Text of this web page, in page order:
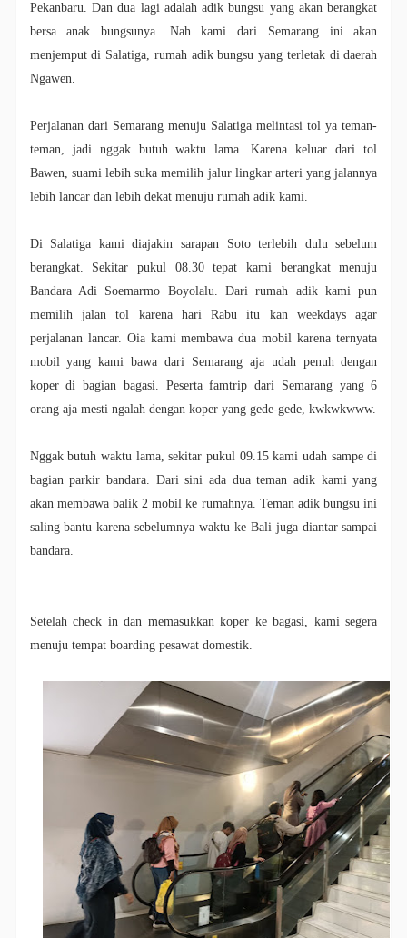
Pekanbaru. Dan dua lagi adalah adik bungsu yang akan berangkat
bersa anak bungsunya. Nah kami dari Semarang ini akan
menjemput di Salatiga, rumah adik bungsu yang terletak di daerah
Ngawen.
Perjalanan dari Semarang menuju Salatiga melintasi tol ya teman-
teman, jadi nggak butuh waktu lama. Karena keluar dari tol
Bawen, suami lebih suka memilih jalur lingkar arteri yang jalannya
lebih lancar dan lebih dekat menuju rumah adik kami.
Di Salatiga kami diajakin sarapan Soto terlebih dulu sebelum
berangkat. Sekitar pukul 08.30 tepat kami berangkat menuju
Bandara Adi Soemarmo Boyolalu. Dari rumah adik kami pun
memilih jalan tol karena hari Rabu itu kan weekdays agar
perjalanan lancar. Oia kami membawa dua mobil karena ternyata
mobil yang kami bawa dari Semarang aja udah penuh dengan
koper di bagian bagasi. Peserta famtrip dari Semarang yang 6
orang aja mesti ngalah dengan koper yang gede-gede, kwkwkwww.
Nggak butuh waktu lama, sekitar pukul 09.15 kami udah sampe di
bagian parkir bandara. Dari sini ada dua teman adik kami yang
akan membawa balik 2 mobil ke rumahnya. Teman adik bungsu ini
saling bantu karena sebelumnya waktu ke Bali juga diantar sampai
bandara.
Setelah check in dan memasukkan koper ke bagasi, kami segera
menuju tempat boarding pesawat domestik.